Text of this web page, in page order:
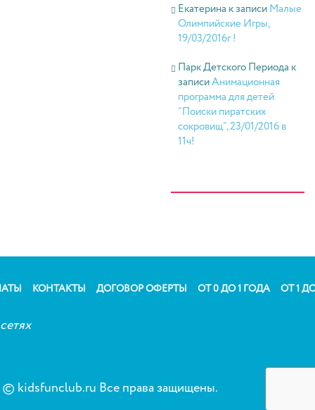
Екатерина к записиМалые
Олимпийские Игры,
19/03/2016г !
Парк Детского Периода к
записиАнимационная
программа для детей
“Поиски пиратских
сокровищ”, 23/01/2016 в
11ч!
КОНТАКТЫ ДОГОВОР ОФЕРТЫ ОТ 0 ДО 1 ГОДА ОТ 1
© kidsfunclub.ru Все права защищены.